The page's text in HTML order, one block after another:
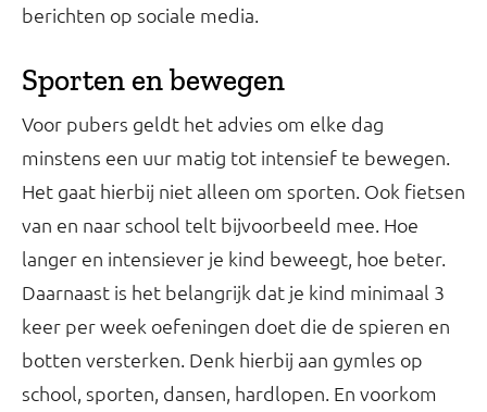
berichten op sociale media.
Sporten en bewegen
Voor pubers geldt het advies om elke dag
minstens een uur matig tot intensief te bewegen.
Het gaat hierbij niet alleen om sporten. Ook fietsen
van en naar school telt bijvoorbeeld mee. Hoe
langer en intensiever je kind beweegt, hoe beter.
Daarnaast is het belangrijk dat je kind minimaal 3
keer per week oefeningen doet die de spieren en
botten versterken. Denk hierbij aan gymles op
school, sporten, dansen, hardlopen. En voorkom